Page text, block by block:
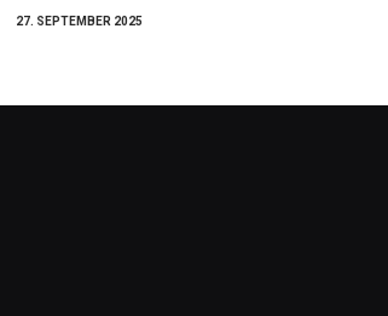
27. SEPTEMBER 2025